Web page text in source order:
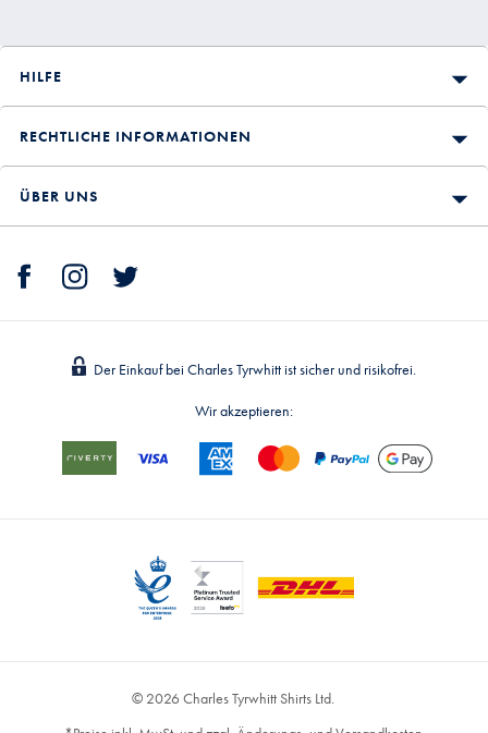
HILFE
RECHTLICHE INFORMATIONEN
ÜBER UNS
Der Einkauf bei Charles Tyrwhitt ist sicher und risikofrei.
Wir akzeptieren:
© 2026 Charles Tyrwhitt Shirts Ltd.